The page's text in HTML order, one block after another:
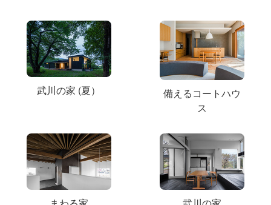
武川の家 (夏）
備えるコートハウ
ス